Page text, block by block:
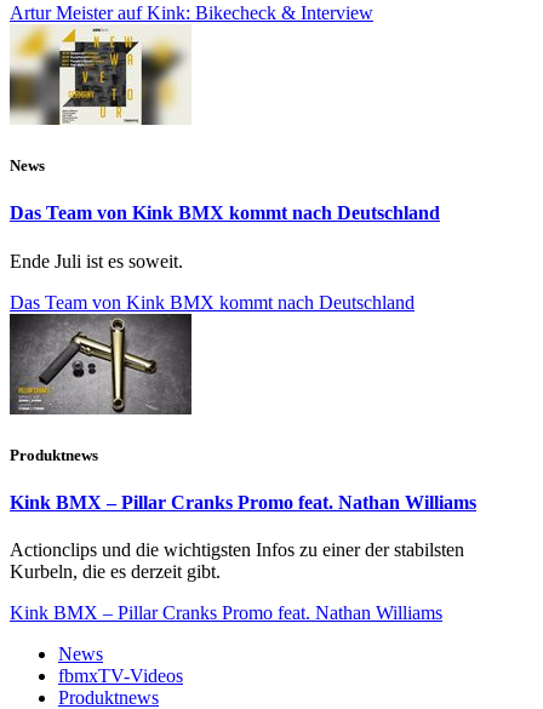
Artur Meister auf Kink: Bikecheck & Interview
News
Das Team von Kink BMX kommt nach Deutschland
Ende Juli ist es soweit.
Das Team von Kink BMX kommt nach Deutschland
Produktnews
Kink BMX – Pillar Cranks Promo feat. Nathan Williams
Actionclips und die wichtigsten Infos zu einer der stabilsten
Kurbeln, die es derzeit gibt.
Kink BMX – Pillar Cranks Promo feat. Nathan Williams
News
fbmxTV-Videos
Produktnews